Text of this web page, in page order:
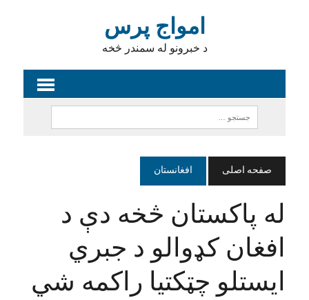
امواج پرس
د خبرونو له سمندر څخه
صفحه اصلی افغانستان
له پاکستان څخه دې د
افغان کډوالو د جبري
ایستلو چټکتیا راکمه شي